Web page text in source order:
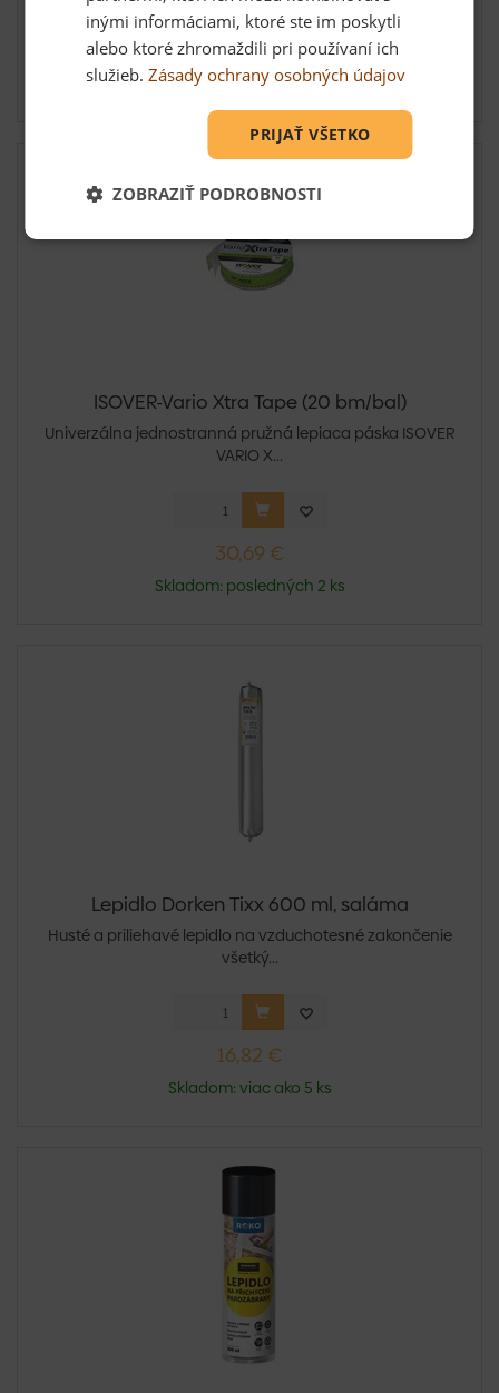
3,46 €
Skladom: viac ako 100 m2
ISOVER-Vario Xtra Tape (20 bm/bal)
Univerzálna jednostranná pružná lepiaca páska ISOVER
VARIO X...
30,69 €
Skladom: posledných 2 ks
Lepidlo Dorken Tixx 600 ml, saláma
Husté a priliehavé lepidlo na vzduchotesné zakončenie
všetký...
16,82 €
Skladom: viac ako 5 ks
inými informáciami, ktoré ste im poskytli
alebo ktoré zhromaždili pri používaní ich
služieb.Zásady ochrany osobných údajov
PRIJAŤ VŠETKO
ZOBRAZIŤ PODROBNOSTI